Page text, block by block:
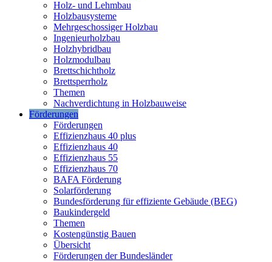
Holz- und Lehmbau
Holzbausysteme
Mehrgeschossiger Holzbau
Ingenieurholzbau
Holzhybridbau
Holzmodulbau
Brettschichtholz
Brettsperrholz
Themen
Nachverdichtung in Holzbauweise
Förderungen
Förderungen
Effizienzhaus 40 plus
Effizienzhaus 40
Effizienzhaus 55
Effizienzhaus 70
BAFA Förderung
Solarförderung
Bundesförderung für effiziente Gebäude (BEG)
Baukindergeld
Themen
Kostengünstig Bauen
Übersicht
Förderungen der Bundesländer